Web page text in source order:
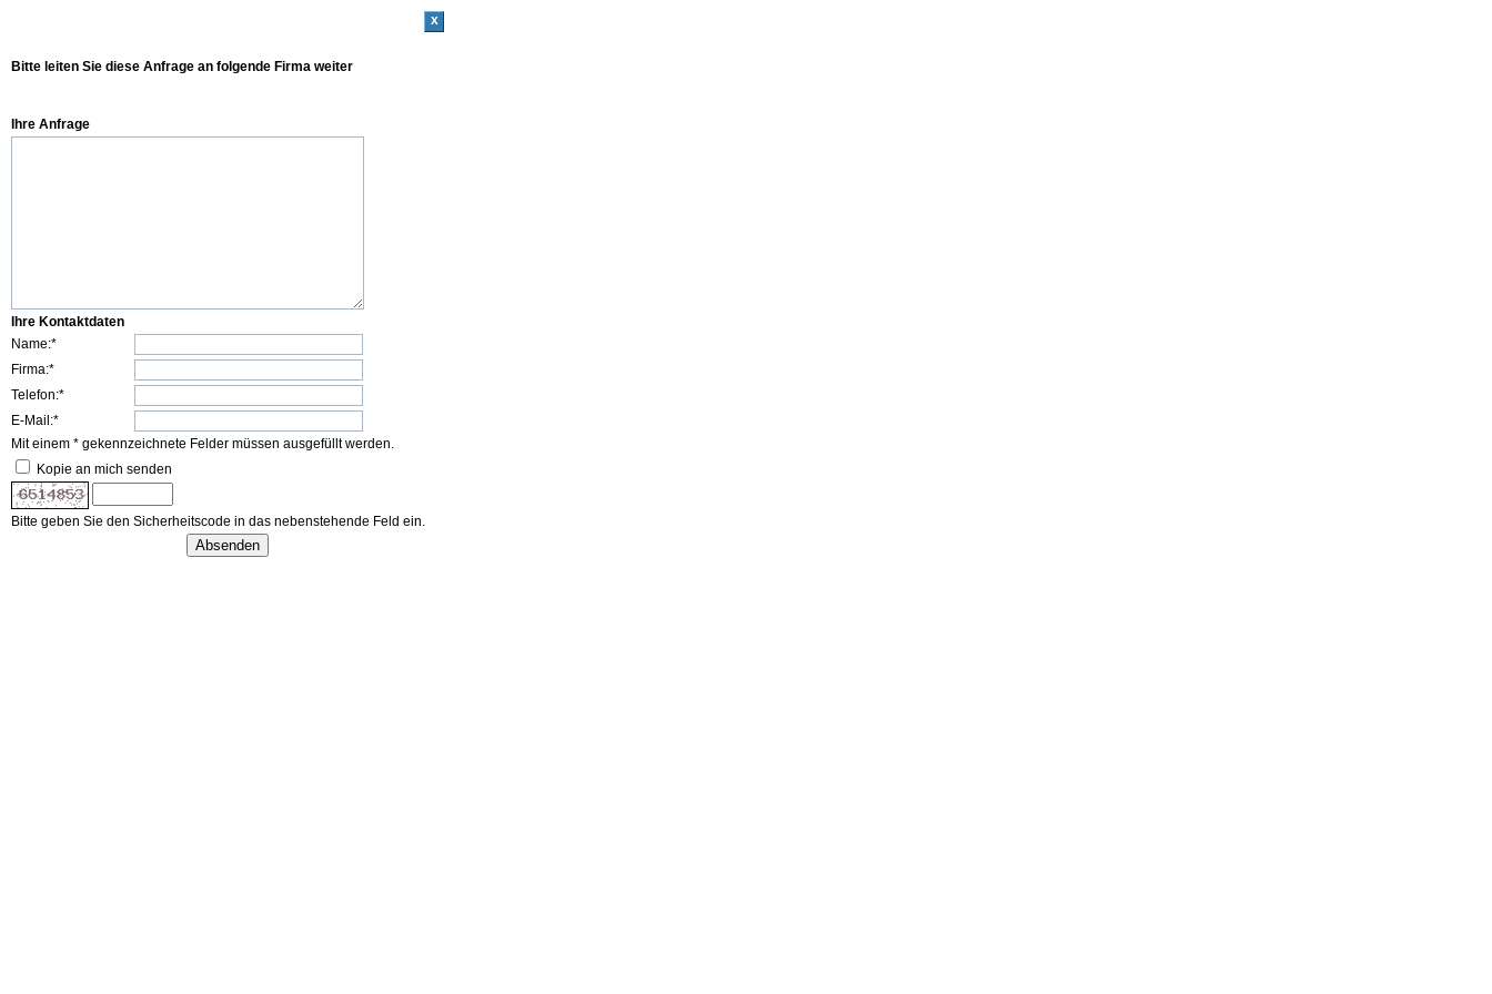
x
Bitte leiten Sie diese Anfrage an folgende Firma weiter
Ihre Anfrage
Ihre Kontaktdaten
Name:*
Firma:*
Telefon:*
E-Mail:*
Mit einem * gekennzeichnete Felder müssen ausgefüllt werden.
Kopie an mich senden
Bitte geben Sie den Sicherheitscode in das nebenstehende Feld ein.